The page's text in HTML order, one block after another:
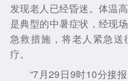
发现老人已经昏迷。体温
是典型的中暑症状，经现
急救措施，将老人紧急
疗。
“7月29日9时10分接报